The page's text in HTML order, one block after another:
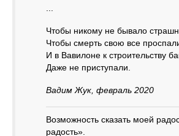
Чтобы никому не бывало
Чтобы смерть свою все
И в Вавилоне к строительству
Даже не приступали.
Вадим Жук, февраль 2020
Возможность сказать моей
радость».